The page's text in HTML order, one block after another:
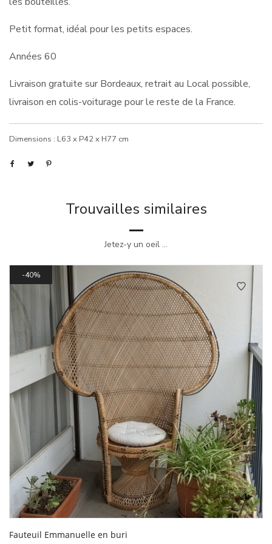
Petit format, idéal pour les petits espaces.
Années 60
Livraison gratuite sur Bordeaux, retrait au Local possible,
livraison en colis-voiturage pour le reste de la France.
Dimensions : L63 x P42 x H77 cm
Trouvailles similaires
Jetez-y un oeil ...
40%
Fauteuil Emmanuelle en buri